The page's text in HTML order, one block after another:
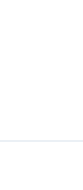
の手紙』では
っと通った鼻